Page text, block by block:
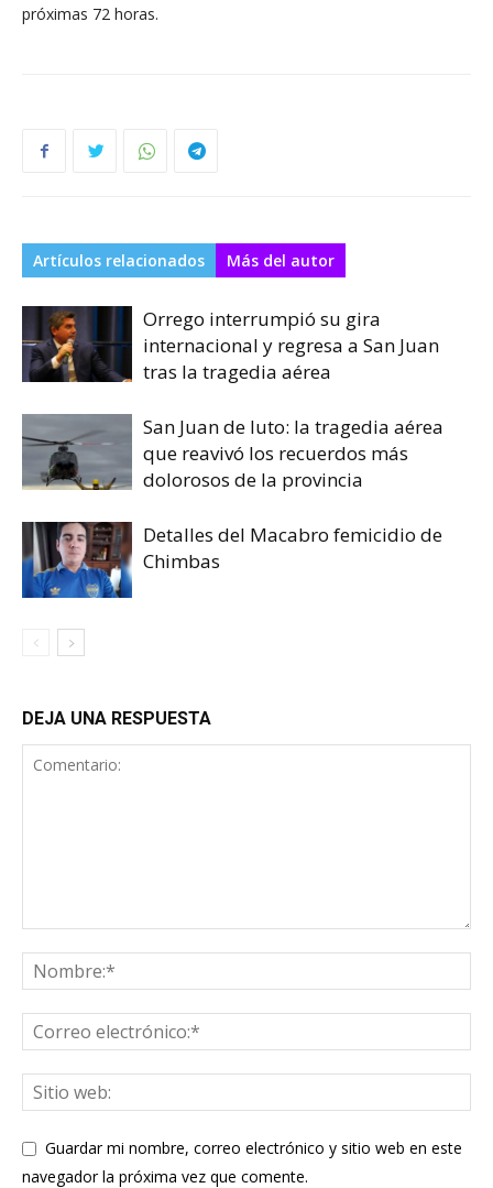
próximas 72 horas.
Artículos relacionados Más del autor
Orrego interrumpió su gira
internacional y regresa a San Juan
tras la tragedia aérea
San Juan de luto: la tragedia aérea
que reavivó los recuerdos más
dolorosos de la provincia
Detalles del Macabro femicidio de
Chimbas
DEJA UNA RESPUESTA
Guardar mi nombre, correo electrónico y sitio web en este
navegador la próxima vez que comente.